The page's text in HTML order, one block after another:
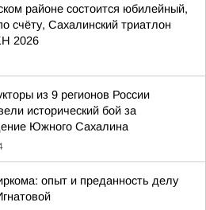
районе состоится юбилейный,
счёту, Сахалинский триатлон
2026
из 9 регионов России
исторический бой за
Южного Сахалина
опыт и преданность делу